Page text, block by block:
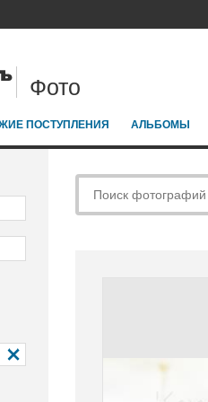
Фото
ПОСТУПЛЕНИЯ АЛЬБОМЫ